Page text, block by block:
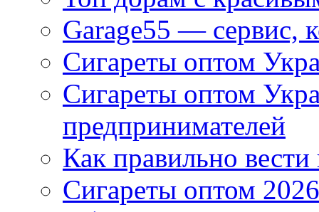
Garage55 — сервис,
Сигареты оптом
Сигареты оптом
предпринимателей
Как правильно
Сигареты оптом